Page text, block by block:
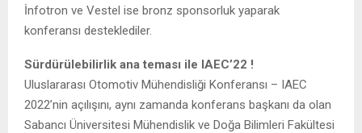
İnfotron ve Vestel ise bronz sponsorluk yaparak
konferansı desteklediler.
Sürdürülebilirlik ana teması ile IAEC’22 !
Uluslararası Otomotiv Mühendisliği Konferansı – IAEC
2022’nin açılışını, aynı zamanda konferans başkanı da olan
Sabancı Üniversitesi Mühendislik ve Doğa Bilimleri Fakültesi